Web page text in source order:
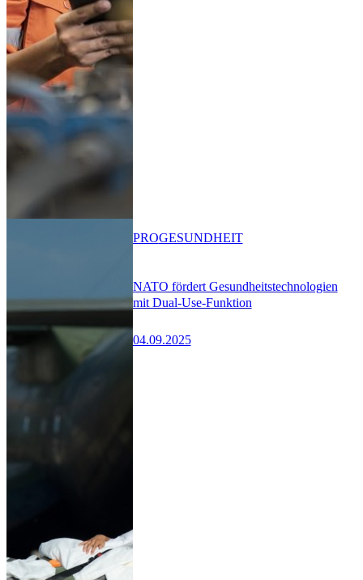
NATO fördert Gesundheitstechnologien
mit Dual-Use-Funktion
04.09.2025
PROGESUNDHEIT